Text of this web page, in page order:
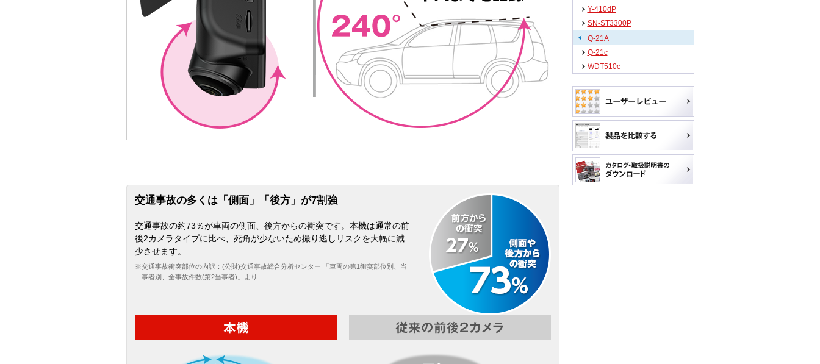
交通事故の多くは「側面」「後方」が7割強
交通事故の約73％が車両の側面、後方からの衝突です。本機は通常の前
後2カメラタイプに比べ、死角が少ないため撮り逃しリスクを大幅に減
少させます。
※交通事故衝突部位の内訳：(公財)交通事故総合分析センター 「車両の第1衝突部位別、当
事者別、全事故件数(第2当事者)」より
Y-410dP
SN-ST3300P
Q-21A
Q-21c
WDT510c